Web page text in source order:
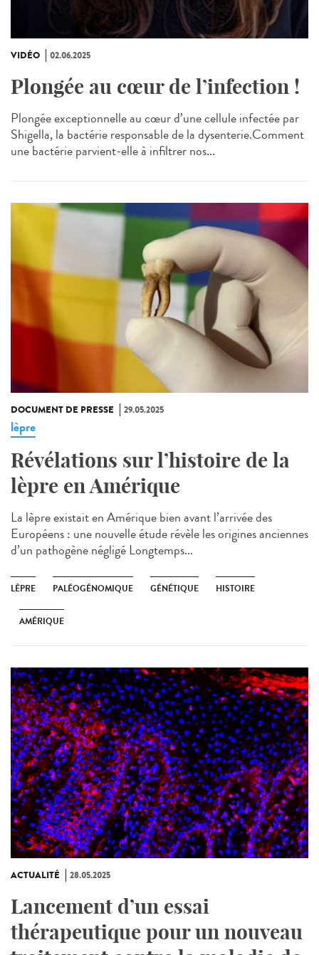
VIDÉO 02.06.2025
Plongée au cœur de l’infection !
Plongée exceptionnelle au cœur d’une cellule infectée par
Shigella, la bactérie responsable de la dysenterie.Comment
une bactérie parvient-elle à infiltrer nos...
DOCUMENT DE PRESSE 29.05.2025
lèpre
Révélations sur l’histoire de la
lèpre en Amérique
La lèpre existait en Amérique bien avant l’arrivée des
Européens : une nouvelle étude révèle les origines anciennes
d’un pathogène négligé Longtemps...
LÈPRE PALÉOGÉNOMIQUE GÉNÉTIQUE HISTOIRE
AMÉRIQUE
ACTUALITÉ 28.05.2025
Lancement d’un essai
thérapeutique pour un nouveau